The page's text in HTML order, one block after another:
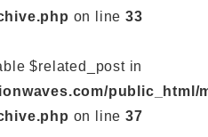
on line33
$related_post in
public_html/
on line37